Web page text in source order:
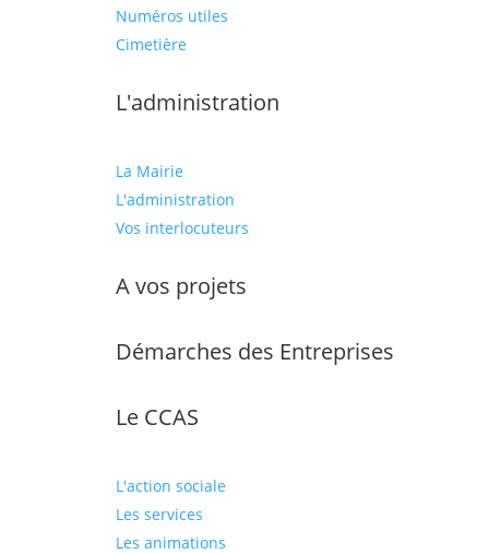
Numéros utiles
Cimetière
L'administration
La Mairie
L'administration
Vos interlocuteurs
A vos projets
Démarches des Entreprises
Le CCAS
L'action sociale
Les services
Les animations